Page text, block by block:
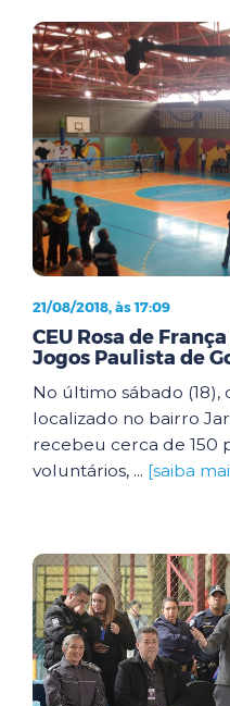
21/08/2018, às 17:09
CEU Rosa de
Jogos Paulista de
No último sábado (18),
localizado no bairro
recebeu cerca de 150
voluntários, ... [saiba